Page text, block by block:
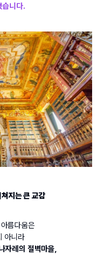
습니다.
지는 큰 교감
름다움은
아니라
자레의 절벽마을,